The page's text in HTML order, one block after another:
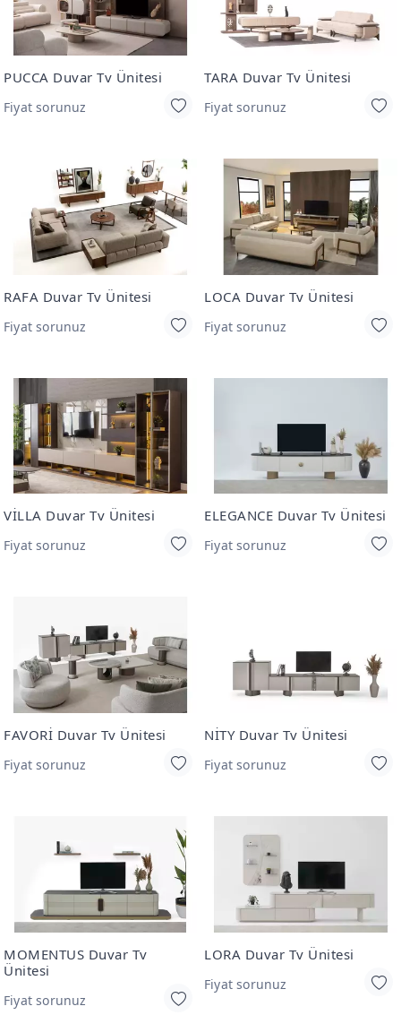
PUCCA Duvar Tv Ünitesi
Fiyat sorunuz
TARA Duvar Tv Ünitesi
Fiyat sorunuz
RAFA Duvar Tv Ünitesi
Fiyat sorunuz
LOCA Duvar Tv Ünitesi
Fiyat sorunuz
VİLLA Duvar Tv Ünitesi
Fiyat sorunuz
ELEGANCE Duvar Tv Ünitesi
Fiyat sorunuz
FAVORİ Duvar Tv Ünitesi
Fiyat sorunuz
NİTY Duvar Tv Ünitesi
Fiyat sorunuz
MOMENTUS Duvar Tv
Ünitesi
Fiyat sorunuz
LORA Duvar Tv Ünitesi
Fiyat sorunuz